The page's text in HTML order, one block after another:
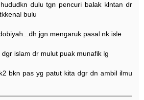
dulu tgn pencuri balak klntan dr
bulu
jgn mengaruk pasal nk isle
dgr islam dr mulut puak munafik lg
bkn pas yg patut kita dgr dn ambil ilmu